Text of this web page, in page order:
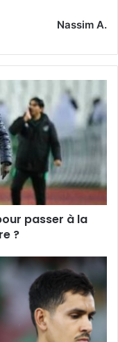
Nassim A.
passer à la
?